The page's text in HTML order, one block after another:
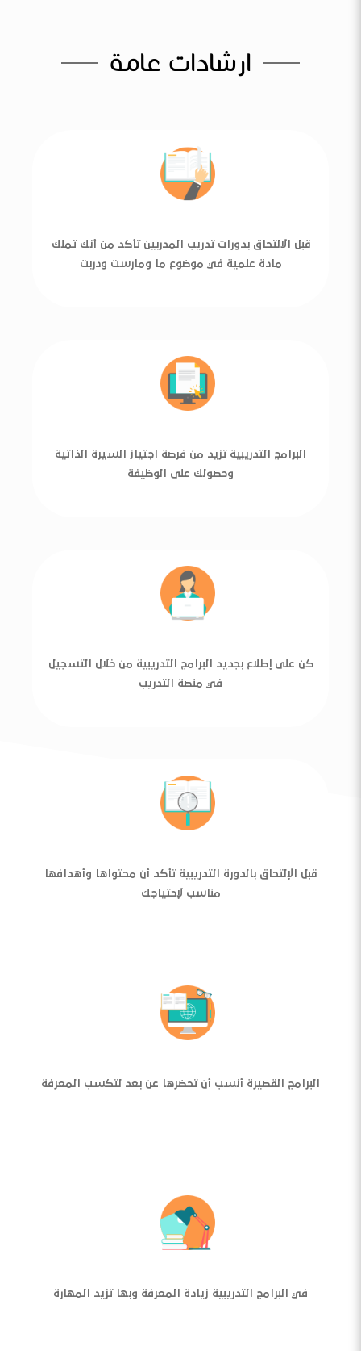
ارشادات عامة
قبل الالتحاق بدورات تدريب المدربين تأكد من أنك تملك
مادة علمية في موضوع ما ومارست ودربت
البرامج التدريبية تزيد من فرصة اجتياز السيرة الذاتية
وحصولك على الوظيفة
كن على إطلاع بجديد البرامج التدريبية من خلال التسجيل
في منصة التدريب
قبل الإلتحاق بالدورة التدريبية تأكد أن محتواها وأهدافها
مناسب لإحتياجك
البرامج القصيرة أنسب أن تحضرها عن بعد لتكسب المعرفة
في البرامج التدريبية زيادة المعرفة وبها تزيد المهارة